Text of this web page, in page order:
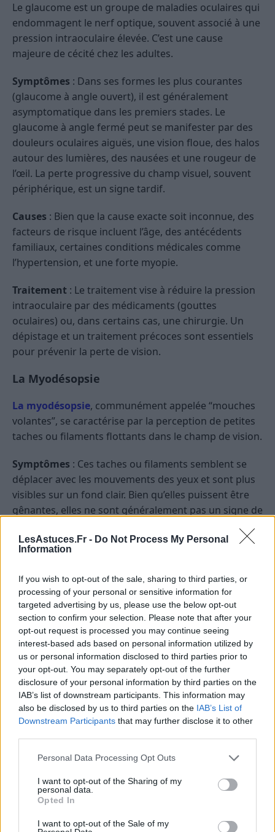
LesAstuces.Fr - Do Not Process My Personal
Information
If you wish to opt-out of the sale, sharing to third parties, or
processing of your personal or sensitive information for
targeted advertising by us, please use the below opt-out
section to confirm your selection. Please note that after your
opt-out request is processed you may continue seeing
interest-based ads based on personal information utilized by
us or personal information disclosed to third parties prior to
your opt-out. You may separately opt-out of the further
disclosure of your personal information by third parties on the
IAB’s list of downstream participants. This information may
also be disclosed by us to third parties on the IAB’s List of
Downstream Participants that may further disclose it to other
Personal Data Processing Opt Outs
I want to opt-out of the Sharing of my
personal data.
Opted In
I want to opt-out of the Sale of my
Le glaucome est un groupe de maladies oculaires qui
endommagent le nerf optique, souvent associé à une
pression intraoculaire élevée. C’est une cause
majeure de cécité chez les adultes.
Symptômes : Dans ses formes les plus courantes
(glaucome à angle ouvert), il est généralement
asymptomatique dans les premiers stades. Le
glaucome à angle fermé peut se manifester par des
douleurs oculaires aiguës, une vision floue, des halos
autour des lumières, des nausées et une rougeur de
l’œil. La perte progressive du champ visuel, souvent
périphérique, est un signe tardif.
Causes : Bien que la cause exacte soit inconnue, des
facteurs de risque incluent l’âge, des antécédents
familiaux, certaines conditions médicales comme
l’hypertension, et une forte myopie.
Traitement : Le traitement vise à réduire la pression
intraoculaire par des médicaments (gouttes
oculaires) ou, dans certains cas, une chirurgie. Un
dépistage et un traitement précoces sont essentiels
pour prévenir la perte de vision.
La Myodésopsie
La myodésopsie, communément appelée “mouches
volantes”, se caractérise par la perception de petites
taches ou filaments flottants dans le champ de vision.
Symptômes : Ces taches ou filaments semblent se
déplacer avec les mouvements des yeux et sont plus
visibles sur un fond clair. Bien qu’elles puissent être
gênantes, elles ne sont généralement pas un signe de
Causes: La myodésopsie résulte principalement de
particulièrement avec l’âge. Des inflammations, des
lésions oculaires ou certaines maladies oculaires
peuvent également en être la cause.
Traitement: Dans la plupart des cas, aucun
traitement n’est nécessaire, et les personnes
s’adaptent généralement à ces particules flottantes.
Cependant, une consultation ophtalmologique est
recommandée pour écarter toute pathologie sous-
jacente, surtout si les symptômes changent
Prévention et Soins des Yeux
La prévention et les soins appropriés sont essentiels
pour maintenir une bonne santé oculaire et prévenir